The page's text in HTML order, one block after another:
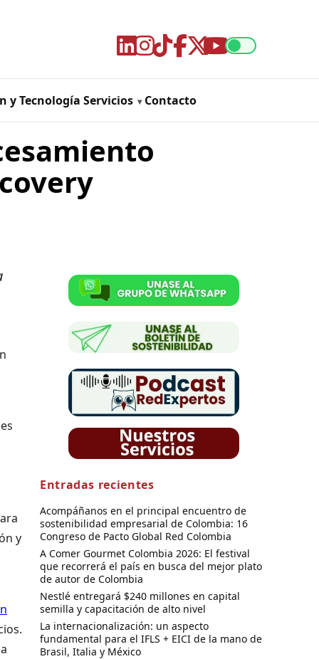
y Tecnología Servicios Contacto
y
Entradas recientes
Acompáñanos en el principal encuentro de
sostenibilidad empresarial de Colombia: 16
Congreso de Pacto Global Red Colombia
A Comer Gourmet Colombia 2026: El festival
que recorrerá el país en busca del mejor plato
de autor de Colombia
Nestlé entregará $240 millones en capital
semilla y capacitación de alto nivel
La internacionalización: un aspecto
fundamental para el IFLS + EICI de la mano de
Brasil, Italia y México